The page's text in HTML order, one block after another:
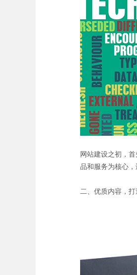
网站建设之初，
品和服务为核心
二、优质内容，打